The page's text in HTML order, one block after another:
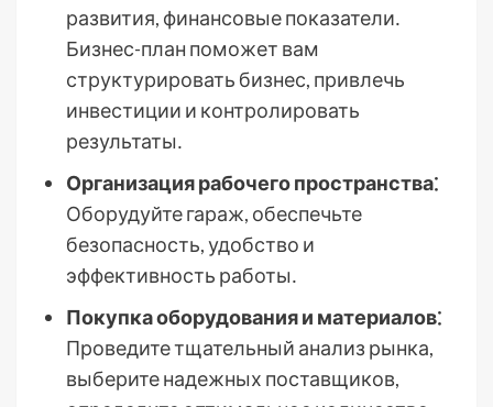
развития, финансовые показатели․
Бизнес-план поможет вам
структурировать бизнес, привлечь
инвестиции и контролировать
результаты․
Организация рабочего пространства⁚
Оборудуйте гараж, обеспечьте
безопасность, удобство и
эффективность работы․
Покупка оборудования и материалов⁚
Проведите тщательный анализ рынка,
выберите надежных поставщиков,